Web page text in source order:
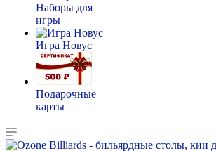
Наборы для
игры
Игра Новус
Подарочные
карты